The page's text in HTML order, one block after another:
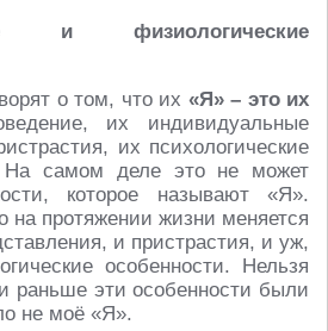
и физиологические
о том, что их «Я» – это их
их индивидуальные
их психологические
На самом деле это не может
которое называют «Я».
на протяжении жизни меняется
и пристрастия, и уж,
особенности. Нельзя
раньше эти особенности были
не моё «Я».